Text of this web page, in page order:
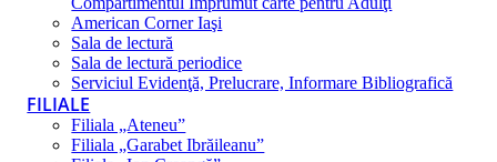
American Corner Iaşi
Sala de lectură
Sala de lectură periodice
Serviciul Evidenţă, Prelucrare, Informare Bibliografică
FILIALE
Filiala „Ateneu”
Filiala „Garabet Ibrăileanu”